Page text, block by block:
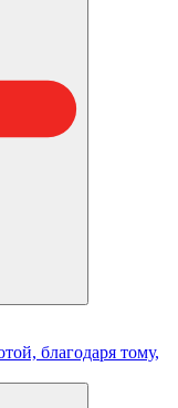
благодаря тому,